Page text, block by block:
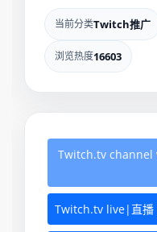
当前分类Twitch推广
浏览热度16603
Twitch.tv channel
Twitch.tv live|直播